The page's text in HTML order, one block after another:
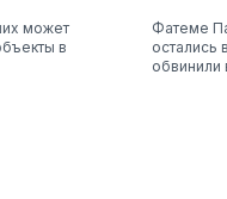
может
в
Фатеме
остались
обвинили